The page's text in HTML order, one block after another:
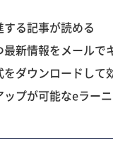
る記事が読める
新情報をメールで
ダウンロードして
プが可能なeラー